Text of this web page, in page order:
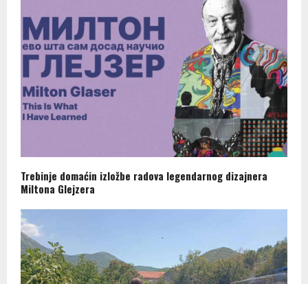
Trebinje domaćin izložbe radova legendarnog dizajnera
Miltona Glejzera